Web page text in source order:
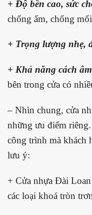
+ Độ bền cao, sức
chống ẩm, chống
+ Trọng lượng nhẹ,
+ Khả năng cách
bên trong cửa có
– Nhìn chung, cửa
những ưu điểm
công trình mà khách
lưu ý:
+ Cửa nhựa Đài
các loại khoá tròn